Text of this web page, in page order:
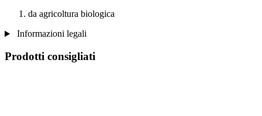
da agricoltura biologica
Informazioni legali
Prodotti consigliati